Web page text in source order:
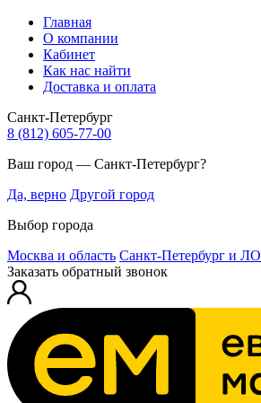
Главная
О компании
Кабинет
Как нас найти
Доставка и оплата
Санкт-Петербург
8 (812) 605-77-00
Ваш город — Санкт-Петербург?
Да, верно Другой город
Выбор города
Москва и область Санкт-Петербург и ЛО
Заказать обратный звонок